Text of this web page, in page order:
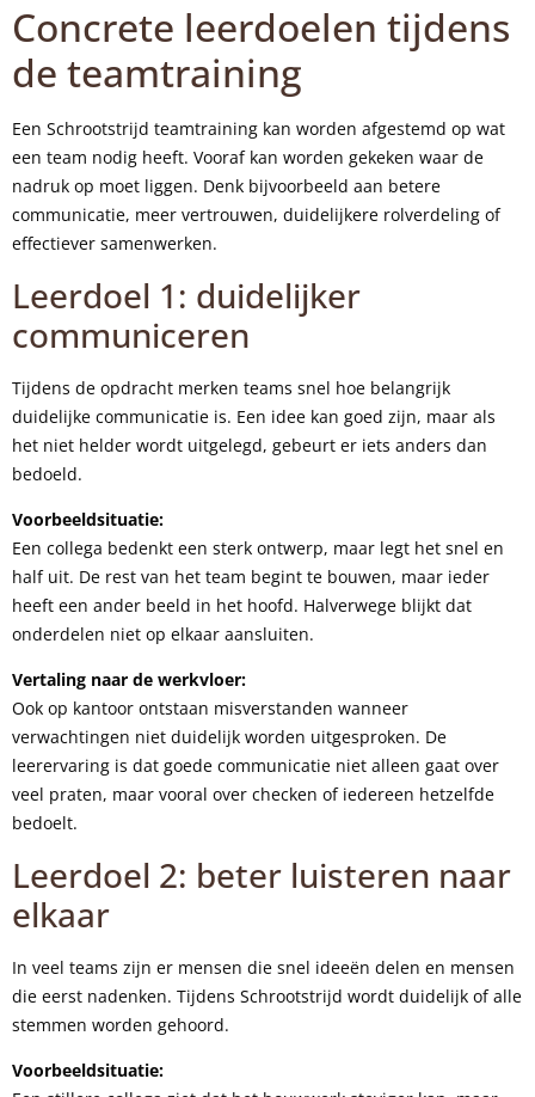
Concrete leerdoelen tijdens
de teamtraining
Een Schrootstrijd teamtraining kan worden afgestemd op wat
een team nodig heeft. Vooraf kan worden gekeken waar de
nadruk op moet liggen. Denk bijvoorbeeld aan betere
communicatie, meer vertrouwen, duidelijkere rolverdeling of
effectiever samenwerken.
Leerdoel 1: duidelijker
communiceren
Tijdens de opdracht merken teams snel hoe belangrijk
duidelijke communicatie is. Een idee kan goed zijn, maar als
het niet helder wordt uitgelegd, gebeurt er iets anders dan
bedoeld.
Voorbeeldsituatie:
Een collega bedenkt een sterk ontwerp, maar legt het snel en
half uit. De rest van het team begint te bouwen, maar ieder
heeft een ander beeld in het hoofd. Halverwege blijkt dat
onderdelen niet op elkaar aansluiten.
Vertaling naar de werkvloer:
Ook op kantoor ontstaan misverstanden wanneer
verwachtingen niet duidelijk worden uitgesproken. De
leerervaring is dat goede communicatie niet alleen gaat over
veel praten, maar vooral over checken of iedereen hetzelfde
bedoelt.
Leerdoel 2: beter luisteren naar
elkaar
In veel teams zijn er mensen die snel ideeën delen en mensen
die eerst nadenken. Tijdens Schrootstrijd wordt duidelijk of alle
stemmen worden gehoord.
Voorbeeldsituatie: